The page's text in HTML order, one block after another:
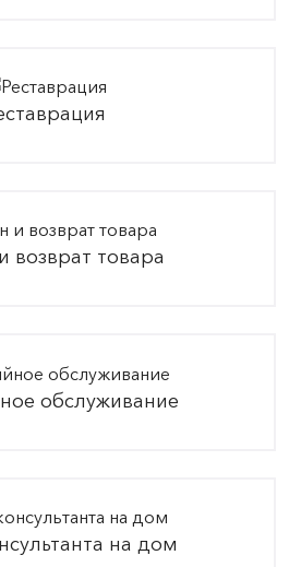
возврат товара
обслуживание
на дом